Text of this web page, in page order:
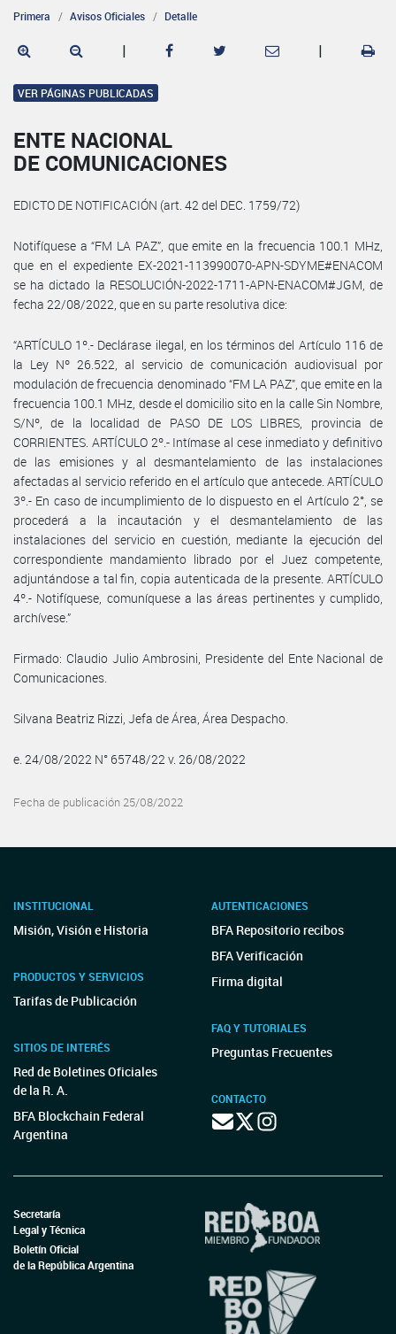
Primera Avisos Oficiales Detalle
| |
VER PÁGINAS PUBLICADAS
ENTE NACIONAL
DE COMUNICACIONES
EDICTO DE NOTIFICACIÓN (art. 42 del DEC. 1759/72)
Notifíquese a “FM LA PAZ”, que emite en la frecuencia 100.1 MHz,
que en el expediente EX-2021-113990070-APN-SDYME#ENACOM
se ha dictado la RESOLUCIÓN-2022-1711-APN-ENACOM#JGM, de
fecha 22/08/2022, que en su parte resolutiva dice:
“ARTÍCULO 1º.- Declárase ilegal, en los términos del Artículo 116 de
la Ley Nº 26.522, al servicio de comunicación audiovisual por
modulación de frecuencia denominado “FM LA PAZ”, que emite en la
frecuencia 100.1 MHz, desde el domicilio sito en la calle Sin Nombre,
S/Nº, de la localidad de PASO DE LOS LIBRES, provincia de
CORRIENTES. ARTÍCULO 2º.- Intímase al cese inmediato y definitivo
de las emisiones y al desmantelamiento de las instalaciones
afectadas al servicio referido en el artículo que antecede. ARTÍCULO
3º.- En caso de incumplimiento de lo dispuesto en el Artículo 2°, se
procederá a la incautación y el desmantelamiento de las
instalaciones del servicio en cuestión, mediante la ejecución del
correspondiente mandamiento librado por el Juez competente,
adjuntándose a tal fin, copia autenticada de la presente. ARTÍCULO
4º.- Notifíquese, comuníquese a las áreas pertinentes y cumplido,
archívese.”
Firmado: Claudio Julio Ambrosini, Presidente del Ente Nacional de
Comunicaciones.
Silvana Beatriz Rizzi, Jefa de Área, Área Despacho.
e. 24/08/2022 N° 65748/22 v. 26/08/2022
Fecha de publicación 25/08/2022
INSTITUCIONAL
Misión, Visión e Historia
PRODUCTOS Y SERVICIOS
Tarifas de Publicación
SITIOS DE INTERÉS
Red de Boletines Oficiales
de la R. A.
BFA Blockchain Federal
Argentina
AUTENTICACIONES
BFA Repositorio recibos
BFA Verificación
Firma digital
FAQ Y TUTORIALES
Preguntas Frecuentes
CONTACTO
Secretaría
Legal y Técnica
Boletín Oficial
de la República Argentina